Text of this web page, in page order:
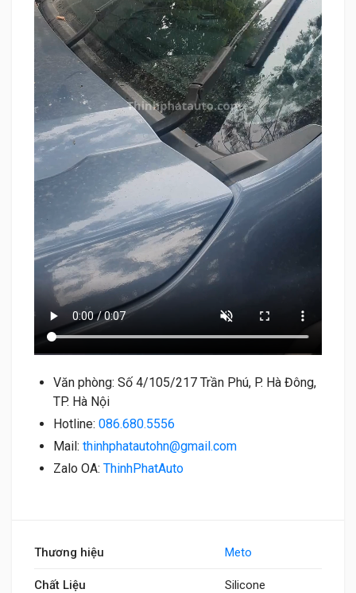
Văn phòng: Số 4/105/217 Trần Phú, P. Hà Đông,
TP. Hà Nội
Hotline: 086.680.5556
Mail: thinhphatautohn@gmail.com
Zalo OA: ThinhPhatAuto
Thương hiệu Meto
Chất Liệu Silicone